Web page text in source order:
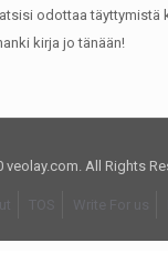
odottaa täyttymistä
kirja jo tänään!
veolay.com. All Rights
TOS Write For us